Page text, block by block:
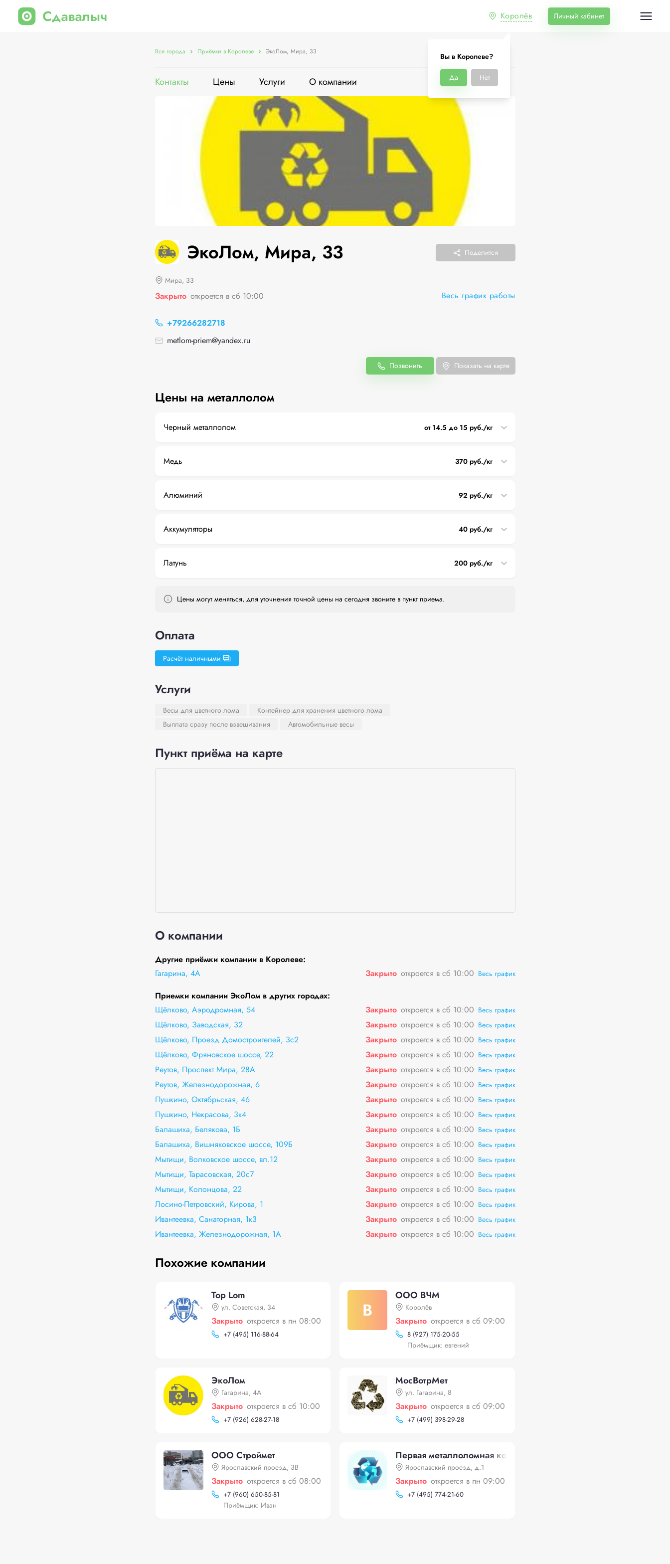
Королёв
Вы в Королеве?
Да Нет
Личный кабинет
Все города Приёмки в Королеве ЭкоЛом, Мира, 33
Контакты Цены Услуги О компании
ЭкоЛом, Мира, 33 Поделится
Мира, 33
Закрыто откроется в сб 10:00 Весь график работы
+79266282718
metlom-priem@yandex.ru
Позвонить Показать на карте
Цены на металлолом
Черный металлолом от 14.5 до 15 руб./кг
Медь 370 руб./кг
Алюминий 92 руб./кг
Аккумуляторы 40 руб./кг
Латунь 200 руб./кг
Цены могут меняться, для уточнения точной цены на сегодня звоните в пункт приема.
Оплата
Расчёт наличными
Услуги
Весы для цветного лома
Контейнер для хранения цветного лома
Выплата сразу после взвешивания
Автомобильные весы
Пункт приёма на карте
О компании
Другие приёмки компании в Королеве:
Гагарина, 4А
Закрыто откроется в сб 10:00 Весь график
Приемки компании ЭкоЛом в других городах:
Щёлково, Аэродромная, 54
Закрыто откроется в сб 10:00 Весь график
Щёлково, Заводская, 32 Закрыто откроется в сб 10:00 Весь график
Щёлково, Проезд Домостроителей, 3с2 Закрыто откроется в сб 10:00 Весь график
Щёлково, Фряновское шоссе, 22 Закрыто откроется в сб 10:00 Весь график
Реутов, Проспект Мира, 28А Закрыто откроется в сб 10:00 Весь график
Реутов, Железнодорожная, 6 Закрыто откроется в сб 10:00 Весь график
Пушкино, Октябрьская, 46 Закрыто откроется в сб 10:00 Весь график
Пушкино, Некрасова, 3к4 Закрыто откроется в сб 10:00 Весь график
Балашиха, Белякова, 1Б Закрыто откроется в сб 10:00 Весь график
Балашиха, Вишняковское шоссе, 109Б Закрыто откроется в сб 10:00 Весь график
Мытищи, Волковское шоссе, вл.12 Закрыто откроется в сб 10:00 Весь график
Мытищи, Тарасовская, 20с7 Закрыто откроется в сб 10:00 Весь график
Мытищи, Колонцова, 22 Закрыто откроется в сб 10:00 Весь график
Лосино-Петровский, Кирова, 1 Закрыто откроется в сб 10:00 Весь график
Ивантеевка, Санаторная, 1к3 Закрыто откроется в сб 10:00 Весь график
Ивантеевка, Железнодорожная, 1А Закрыто откроется в сб 10:00 Весь график
Похожие компании
Top Lom
ул. Советская, 34
Закрыто откроется в пн 08:00
+7 (495) 116-88-64
В
ООО ВЧМ
Королёв
Закрыто откроется в сб 09:00
8 (927) 175-20-55
Приёмщик: евгений
ЭкоЛом
Гагарина, 4А
Закрыто откроется в сб 10:00
+7 (926) 628-27-18
МосВотрМет
yл. Гагарина, 8
Закрыто откроется в сб 09:00
+7 (499) 398-29-28
ООО Строймет
Ярославский проезд, 3В
Закрыто откроется в сб 08:00
+7 (960) 650-85-81
Приёмщик: Иван
Первая металлоломная компания
Ярославский проезд, д.1
Закрыто откроется в пн 09:00
+7 (495) 774-21-60